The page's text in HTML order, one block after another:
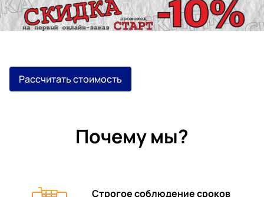
Рассчитать стоимость
Почему мы?
Строгое соблюдение сроков